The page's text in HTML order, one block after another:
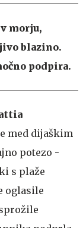
morju,
blazino.
podpira.
med dijaškim
potezo -
s plaže
oglasile